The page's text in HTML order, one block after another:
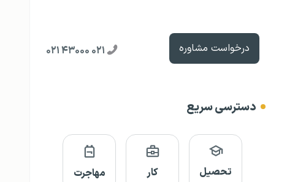
درخواست مشاوره ۰۲۱ ۴۳۰۰۰ ۰۲۱
دسترسی سریع
تحصیل کار مهاجرت